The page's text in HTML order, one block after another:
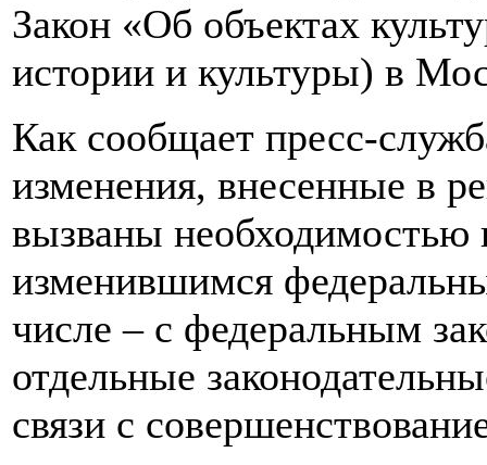
Закон «Об объектах
истории и культуры) в
Как сообщает пресс-
изменения, внесенные в
вызваны необходимостью
изменившимся
числе – с федеральным
отдельные
связи с